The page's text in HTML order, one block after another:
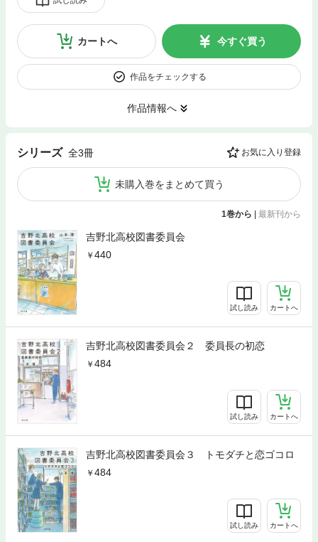
カートへ 今すぐ買う
作品をチェックする
作品情報へ
シリーズ 全3冊 お気に入り登録
未購入巻をまとめて買う
1巻から | 最新刊から
吉野北高校図書委員会
440
試し読み カートへ
吉野北高校図書委員会２ 委員長の初恋
484
試し読み カートへ
吉野北高校図書委員会３ トモダチと恋ゴコロ
484
試し読み カートへ